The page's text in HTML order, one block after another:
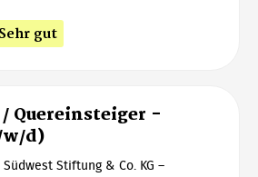
gut
Quereinsteiger -
w/d)
Südwest Stiftung & Co. KG –